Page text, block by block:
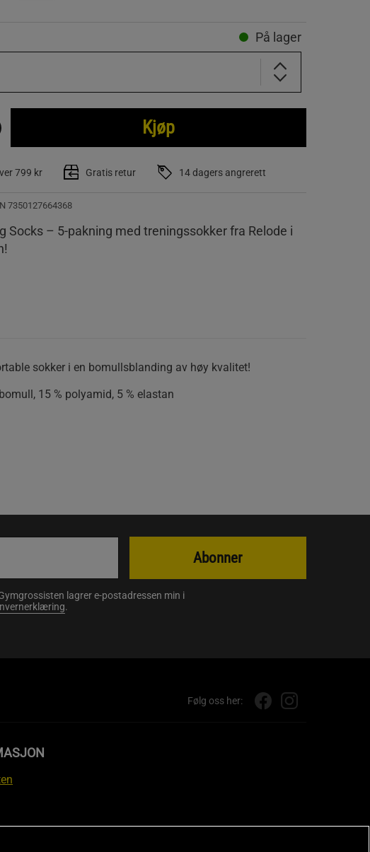
På lager
Kjøp
799 kr Gratis retur 14 dagers angrerett
7350127664368
Socks – 5-pakning med treningssokker fra Relode i
sokker i en bomullsblanding av høy kvalitet!
15 % polyamid, 5 % elastan
lagrer e-postadressen min i
.
Abonner
Følg oss her: